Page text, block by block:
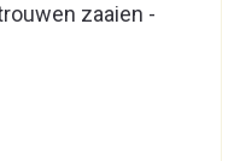
zaaien -